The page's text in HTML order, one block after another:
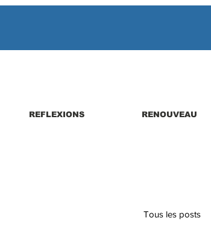
REFLEXIONS RENOUVEAU
Tous les posts